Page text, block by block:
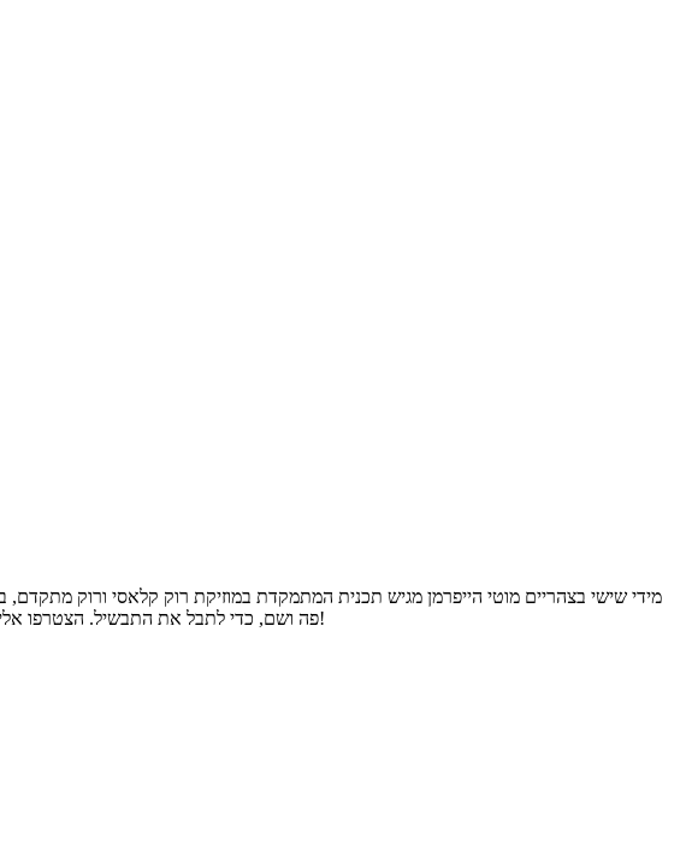
מאותן שנים. נגיעה רכה תינתן לשירים איכותיים, שלא זכו להצלחה מסחרית. מידי פעם "נחטא" גם באיזה בלוז או SOUL פה ושם, כדי לתבל את התבשיל. הצטרפו אלינו!